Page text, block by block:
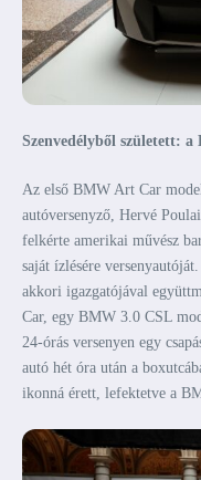
Szenvedélyből született:
Az első BMW Art Car
autóversenyző, Hervé
felkérte amerikai művész
saját ízlésére
akkori igazgatójával
Car, egy BMW 3.0 CSL
24-órás versenyen egy
autó hét óra után a
ikonná érett, lefektetve a